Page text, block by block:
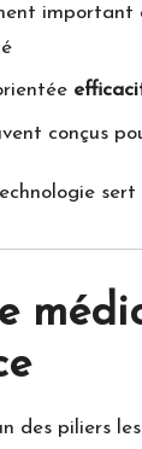
important
conçus
des piliers